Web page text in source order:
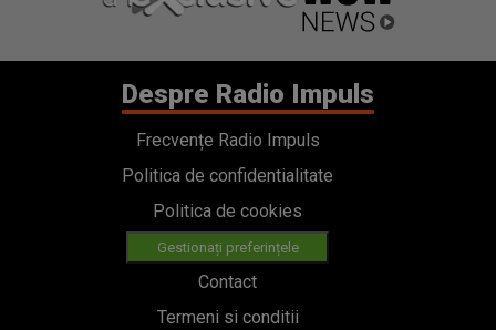
Despre Radio Impuls
Frecvențe Radio Impuls
Politica de confidentialitate
Politica de cookies
Gestionați preferințele
Contact
Termeni si conditii